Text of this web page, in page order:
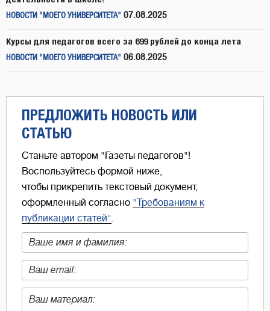
НОВОСТИ "МОЕГО УНИВЕРСИТЕТА" 07.08.2025
Курсы для педагогов всего за 699 рублей до конца лета
НОВОСТИ "МОЕГО УНИВЕРСИТЕТА" 06.08.2025
ПРЕДЛОЖИТЬ НОВОСТЬ ИЛИ
СТАТЬЮ
Станьте автором "Газеты педагогов"!
Воспользуйтесь формой ниже,
чтобы прикрепить текстовый документ,
оформленный согласно "Требованиям к
публикации статей".